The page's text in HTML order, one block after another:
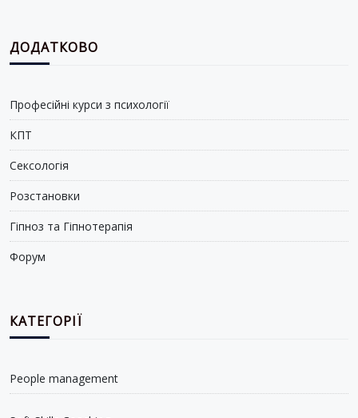
ДОДАТКОВО
Професійні курси з психології
КПТ
Сексологія
Розстановки
Гіпноз та Гіпнотерапія
Форум
КАТЕГОРІЇ
People management